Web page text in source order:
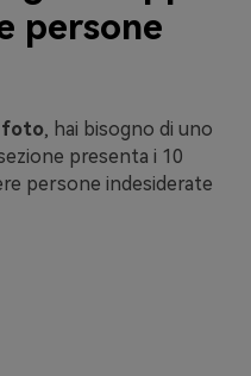
persone
foto, hai bisogno di uno
presenta i 10
persone indesiderate